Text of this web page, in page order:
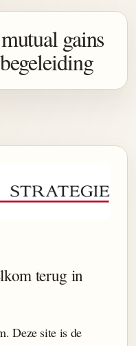
gains
terug in
Deze site is de